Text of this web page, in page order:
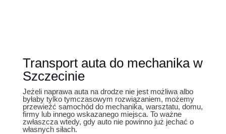
Transport auta do mechanika w
Szczecinie
Jeżeli naprawa auta na drodze nie jest możliwa albo
byłaby tylko tymczasowym rozwiązaniem, możemy
przewieźć samochód do mechanika, warsztatu, domu,
firmy lub innego wskazanego miejsca. To ważne
zwłaszcza wtedy, gdy auto nie powinno już jechać o
własnych siłach.